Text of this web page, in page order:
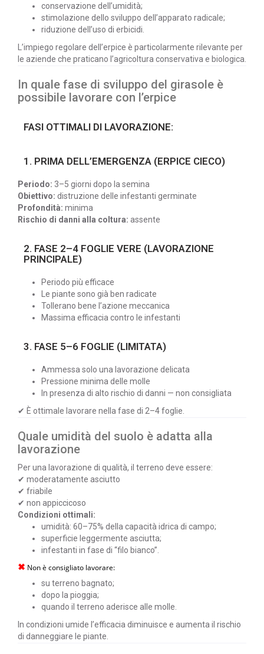
conservazione dell’umidità;
stimolazione dello sviluppo dell’apparato radicale;
riduzione dell’uso di erbicidi.
L’impiego regolare dell’erpice è particolarmente rilevante per
le aziende che praticano l’agricoltura conservativa e biologica.
In quale fase di sviluppo del girasole è
possibile lavorare con l’erpice
FASI OTTIMALI DI LAVORAZIONE:
1. PRIMA DELL’EMERGENZA (ERPICE CIECO)
Periodo: 3–5 giorni dopo la semina
Obiettivo: distruzione delle infestanti germinate
Profondità: minima
Rischio di danni alla coltura: assente
2. FASE 2–4 FOGLIE VERE (LAVORAZIONE
PRINCIPALE)
Periodo più efficace
Le piante sono già ben radicate
Tollerano bene l’azione meccanica
Massima efficacia contro le infestanti
3. FASE 5–6 FOGLIE (LIMITATA)
Ammessa solo una lavorazione delicata
Pressione minima delle molle
In presenza di alto rischio di danni — non consigliata
✔ È ottimale lavorare nella fase di 2–4 foglie.
Quale umidità del suolo è adatta alla
lavorazione
Per una lavorazione di qualità, il terreno deve essere:
✔ moderatamente asciutto
✔ friabile
✔ non appiccicoso
Condizioni ottimali:
umidità: 60–75% della capacità idrica di campo;
superficie leggermente asciutta;
infestanti in fase di “filo bianco”.
✖ Non è consigliato lavorare:
su terreno bagnato;
dopo la pioggia;
quando il terreno aderisce alle molle.
In condizioni umide l’efficacia diminuisce e aumenta il rischio
di danneggiare le piante.